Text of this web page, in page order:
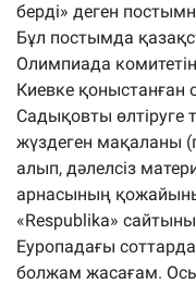
берді» деген
Бұл постымда
Олимпиада
Киевке қоныстанған
Садықовты өлтіруге
жүздеген мақаланы
алып, дәлелсіз
арнасының
«Respublika»
Еуропадағы
болжам жасағам.